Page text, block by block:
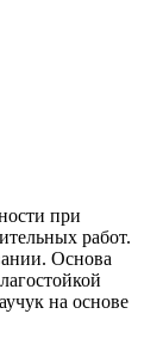
при
работ.
Основа
на основе